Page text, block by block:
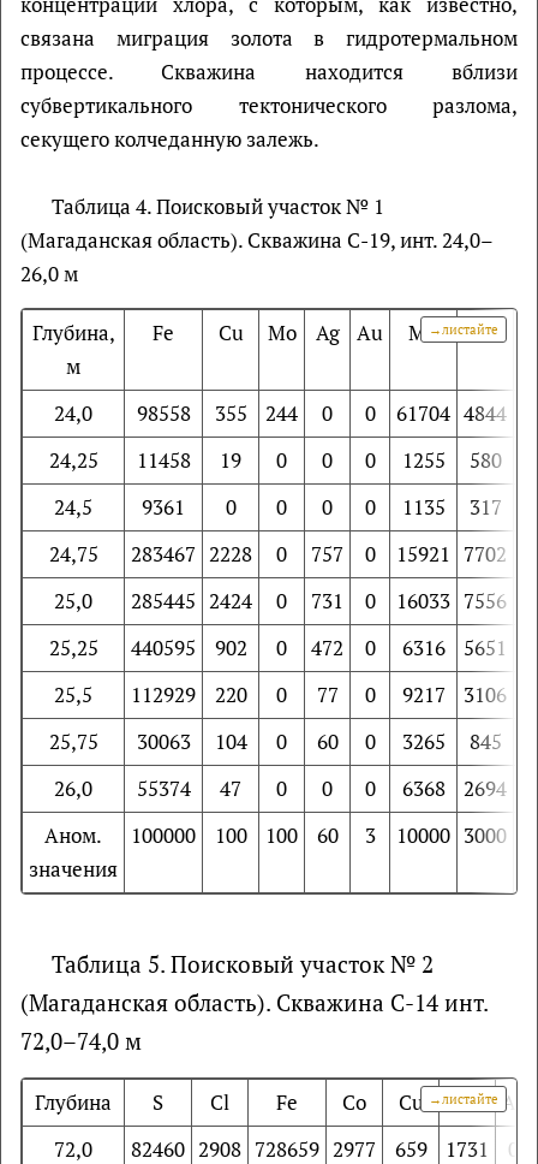
связана миграция золота в гидротермальном
процессе. Скважина находится вблизи
субвертикального тектонического разлома,
секущего колчеданную залежь.
Таблица 4. Поисковый участок № 1
(Магаданская область). Скважина С-19, инт. 24,0–
26,0 м
Глубина,
м
Fe Cu Mo Ag Au Mn Zn
24,0 98558 355 244 0 0 61704 4844
24,25
11458 19 0 0 0 1255 580
24,5
9361 0 0 0 0 1135 317
24,75
283467 2228 0 757 0 15921 7702
25,0
285445 2424 0 731 0 16033 7556
25,25
440595 902 0 472 0 6316 5651
25,5
112929 220 0 77 0 9217 3106
25,75
30063 104 0 60 0 3265 845
26,0
55374 47 0 0 0 6368 2694
Аном.
значения
100000 100 100 60 3 10000 3000
Таблица 5. Поисковый участок № 2
(Магаданская область). Скважина С-14 инт.
72,0–74,0 м
Глубина S Cl Fe Co Cu Zn
As
72,0
82460 2908 728659 2977 659 1731
0